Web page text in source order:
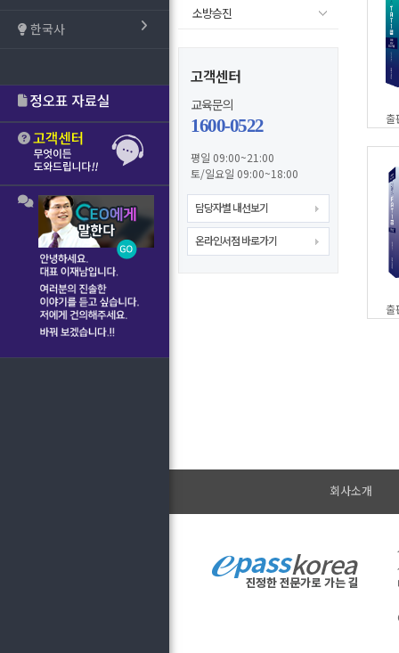
한국사
소방승진
고객센터
교육문의
1600-0522
평일 09:00~21:00
토/일요일 09:00~18:00
담당자별 내선보기
온라인서점 바로가기
출
출
회사소개